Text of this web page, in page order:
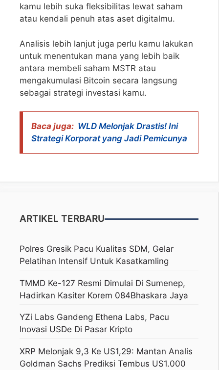
kamu lebih suka fleksibilitas lewat saham
atau kendali penuh atas aset digitalmu.
Analisis lebih lanjut juga perlu kamu lakukan
untuk menentukan mana yang lebih baik
antara membeli saham MSTR atau
mengakumulasi Bitcoin secara langsung
sebagai strategi investasi kamu.
Baca juga: WLD Melonjak Drastis! Ini
Strategi Korporat yang Jadi Pemicunya
ARTIKEL TERBARU
Polres Gresik Pacu Kualitas SDM, Gelar
Pelatihan Intensif Untuk Kasatkamling
TMMD Ke-127 Resmi Dimulai Di Sumenep,
Hadirkan Kasiter Korem 084Bhaskara Jaya
YZi Labs Gandeng Ethena Labs, Pacu
Inovasi USDe Di Pasar Kripto
XRP Melonjak 9,3 Ke US1,29: Mantan Analis
Goldman Sachs Prediksi Tembus US1.000